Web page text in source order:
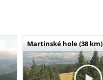
Martinské hole (38 km)